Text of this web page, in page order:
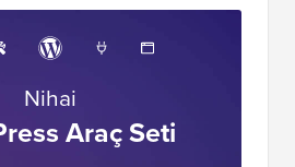
Nihai
Araç Seti